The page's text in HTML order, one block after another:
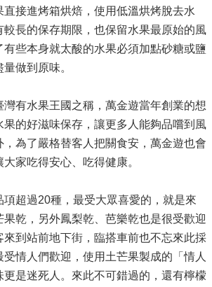
接進烤箱烘焙，使用低溫烘烤脫去水
較長的保存期限，也保留水果最原始的風
有些本身就太酸的水果必須加點砂糖或鹽
做到原味。
有水果王國之稱，萬金遊當年創業的想
果的好滋味保存，讓更多人能夠品嚐到風
，為了嚴格替客人把關食安，萬金遊也會
家吃得安心、吃得健康。
超過20種，最受大眾喜愛的，就是來
果乾，另外鳳梨乾、芭樂乾也是很受歡迎
來到站前地下街，臨搭車前也不忘來此採
情人們歡迎，使用土芒果製成的「情人
是迷死人。來此不可錯過的，還有檸檬